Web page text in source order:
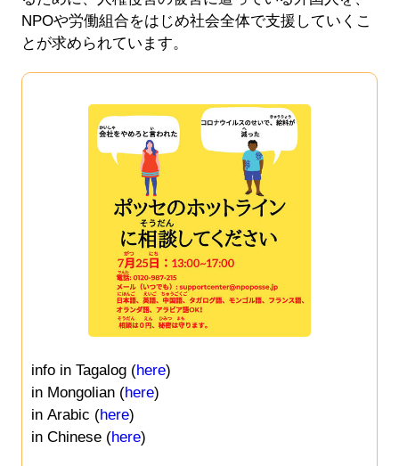
NPOや労働組合をはじめ社会全体で支援していくこ
とが求められています。
info in Tagalog (here)
in Mongolian (here)
in Arabic (here)
in Chinese (here)